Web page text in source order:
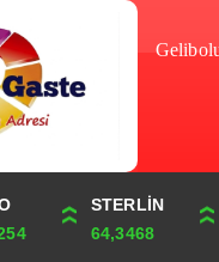
STERLİN
64,3468
ÇEYREK
10,889,99